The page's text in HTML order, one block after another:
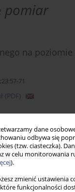
dane
odbywa się
(tzw. ciasteczka).
w celu monitorowania
).
zmienić ustawienia
funkcjonalności
pomiar
na
71
(PDF)